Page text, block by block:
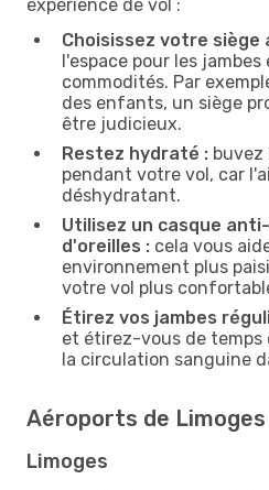
expérience de vol :
Choisissez votre siège
l'espace pour les
commodités. Par
des enfants, un siège
être judicieux.
Restez hydraté : buvez
pendant votre vol, car
déshydratant.
Utilisez un casque
d'oreilles : cela vous
environnement plus
votre vol plus
Étirez vos jambes
et étirez-vous de temps
la circulation sanguine
Aéroports de
Limoges